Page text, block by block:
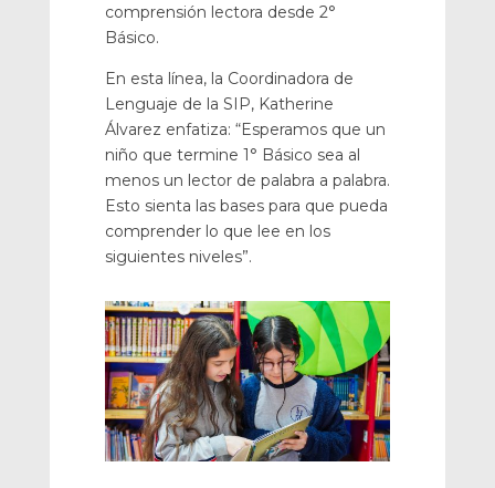
comprensión lectora desde 2°
Básico.
En esta línea, la Coordinadora de
Lenguaje de la SIP, Katherine
Álvarez enfatiza: “Esperamos que un
niño que termine 1° Básico sea al
menos un lector de palabra a palabra.
Esto sienta las bases para que pueda
comprender lo que lee en los
siguientes niveles”.